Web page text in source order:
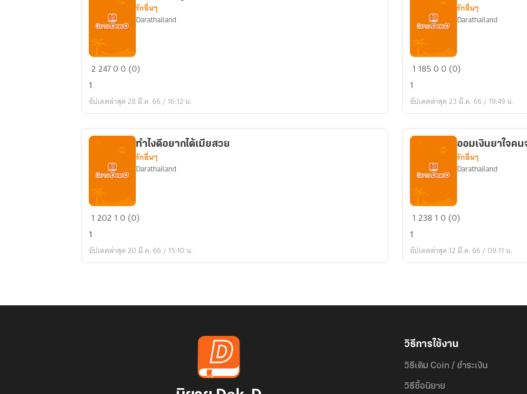
อย่า
หลู่
รักอื่นๆ
Darathailand
224700 (0)
1
อัปเดตล่าสุด 28 มี.ค. 66 / 16:12 น.
ผี
อ่างทอง
รักอื่นๆ
Darathailand
1 18500 (0)
1
อัปเดตล่าสุด 23 มี.ค. 66 / 19:49 น.
ทำ
ดี
อยาก
ทำไงดีอยากได้เมียสวย
รักอื่นๆ
Darathailand
1202 10 (0)
1
อัปเดตล่าสุด 20 มี.ค. 66 / 15:10 น.
ออม
ยาใจ
คนจน
ออมเงินยาใจคน
รักอื่นๆ
Darathailand
123810 (0)
1
อัปเดตล่าสุด 12 มี.ค. 66 / 09:11 น.
วิธีการใช้งาน
วิธีเติม Coin / ชำระเงิน
วิธีซื้อนิยาย